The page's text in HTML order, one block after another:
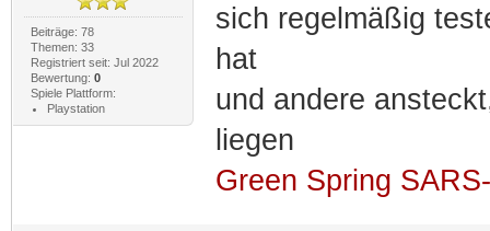
Beiträge: 78
Themen: 33
Registriert seit: Jul 2022
Bewertung: 0
Spiele Plattform:
Playstation
sich regelmäßig
hat
und andere
liegen
Green Spring